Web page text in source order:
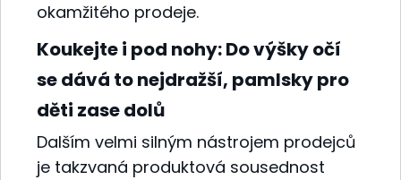
okamžitého prodeje.
Koukejte i pod nohy: Do výšky očí
se dává to nejdražší, pamlsky pro
děti zase dolů
Dalším velmi silným nástrojem prodejců
je takzvaná produktová sousednost